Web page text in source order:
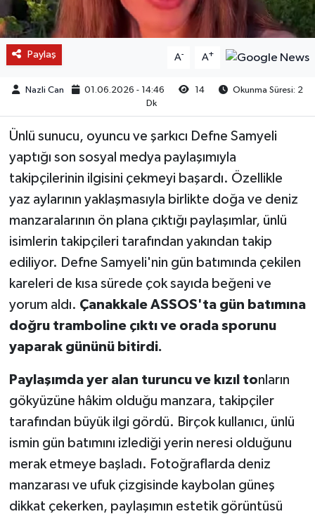
Paylaş A- A+
Nazli Can 01.06.2026 - 14:46 14
Okunma Süresi: 2
Dk
Ünlü sunucu, oyuncu ve şarkıcı Defne Samyeli
yaptığı son sosyal medya paylaşımıyla
takipçilerinin ilgisini çekmeyi başardı. Özellikle
yaz aylarının yaklaşmasıyla birlikte doğa ve deniz
manzaralarının ön plana çıktığı paylaşımlar, ünlü
isimlerin takipçileri tarafından yakından takip
ediliyor. Defne Samyeli'nin gün batımında çekilen
kareleri de kısa sürede çok sayıda beğeni ve
yorum aldı. Çanakkale ASSOS'ta gün batımına
doğru tramboline çıktı ve orada sporunu
yaparak gününü bitirdi.
Paylaşımda yer alan turuncu ve kızıl tonların
gökyüzüne hâkim olduğu manzara, takipçiler
tarafından büyük ilgi gördü. Birçok kullanıcı, ünlü
ismin gün batımını izlediği yerin neresi olduğunu
merak etmeye başladı. Fotoğraflarda deniz
manzarası ve ufuk çizgisinde kaybolan güneş
dikkat çekerken, paylaşımın estetik görüntüsü